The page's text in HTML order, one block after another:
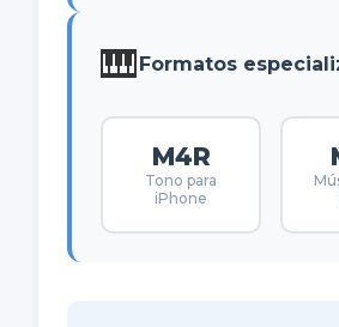
🎹 Formatos
M4R
Tono para
iPhone